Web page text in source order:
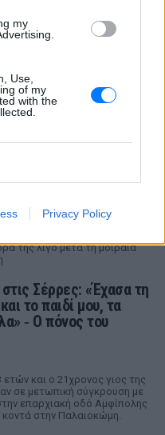
my
Use,
of my
with the
Privacy Policy
μπαμπά μου»: Το
μεθυσμένης οδηγού
της
cart των νεόνυμφων στο
- τώρα νέο υλικό από το
της λίγο μετά τη μοιραία
Σέρρες: «Έχασα τη
το παιδί μου, τα
‑ Ο πόνος του
και ο 21χρονος γιος της
σε μετωπική σύγκρουση με
επαρχιακή οδό Αμφίπολης
στην Παλαιοκώμη.